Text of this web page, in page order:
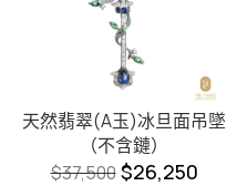
天然翡翠(A玉)冰旦面吊墜
（不含鏈）
$37,500 $26,250